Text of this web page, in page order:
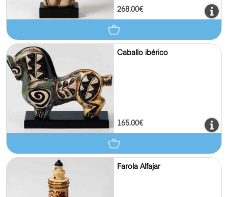
268.00€
Caballo ibérico
165.00€
Farola Alfajar